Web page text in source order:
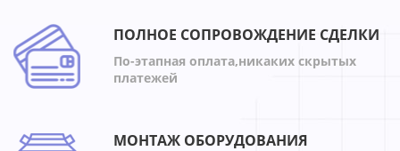
ПОЛНОЕ СОПРОВОЖДЕНИЕ СДЕЛКИ
По-этапная оплата,никаких скрытых
платежей
МОНТАЖ ОБОРУДОВАНИЯ